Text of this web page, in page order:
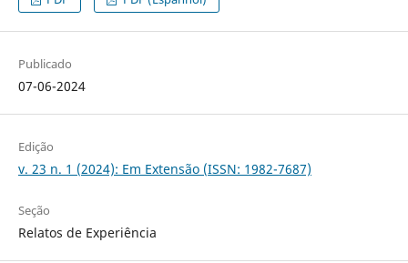
Publicado
07-06-2024
Edição
v. 23 n. 1 (2024): Em Extensão (ISSN: 1982-7687)
Seção
Relatos de Experiência